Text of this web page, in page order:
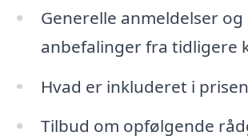
Generelle anmeldelser og
anbefalinger fra tidligere
Hvad er inkluderet i
Tilbud om opfølgende